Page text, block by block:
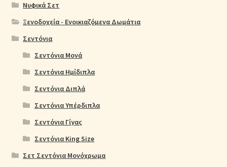
Νυφικά Σετ
Ξενοδοχεία - Ενοικιαζόμενα Δωμάτια
Σεντόνια
Σεντόνια Μονά
Σεντόνια Ημίδιπλα
Σεντόνια Διπλά
Σεντόνια Υπέρδιπλα
Σεντόνια Γίγας
Σεντόνια King Size
Σετ Σεντόνια Μονόχρωμα